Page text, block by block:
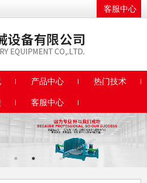
客服中心
产品中心 热门技术
客服中心